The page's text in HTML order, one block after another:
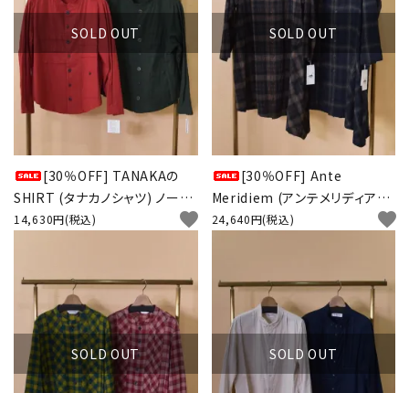
SOLD OUT
[30％OFF] TANAKAの
SHIRT (タナカノシャツ) ノーカ
ラー 2WAYブラウス
14,630円(税込) favorite
SOLD OUT
[30％OFF] Ante
Meridiem (アンテメリディアン)
チェック シャツワンピース
24,640円(税込) favorite
SOLD OUT SOLD OUT